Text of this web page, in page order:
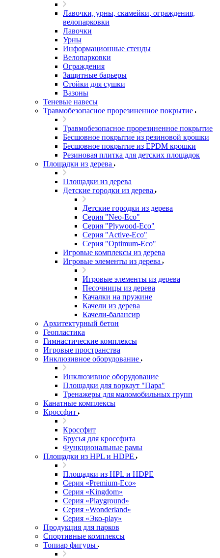
Лавочки, урны, скамейки, ограждения,
велопарковки
Лавочки
Урны
Информационные стенды
Велопарковки
Ограждения
Защитные барьеры
Стойки для сушки
Вазоны
Теневые навесы
Травмобезопасное прорезиненное покрытие
Травмобезопасное прорезиненное покрытие
Бесшовное покрытие из резиновой крошки
Бесшовное покрытие из EPDM крошки
Резиновая плитка для детских площадок
Площадки из дерева
Площадки из дерева
Детские городки из дерева
Детские городки из дерева
Серия "Neo-Eco"
Серия "Plywood-Eco"
Серия "Active-Eco"
Серия "Оptimum-Еco"
Игровые комплексы из дерева
Игровые элементы из дерева
Игровые элементы из дерева
Песочницы из дерева
Качалки на пружине
Качели из дерева
Качели-балансир
Архитектурный бетон
Геопластика
Гимнастические комплексы
Игровые пространства
Инклюзивное оборудование
Инклюзивное оборудование
Площадки для воркаут "Пара"
Тренажеры для маломобильных групп
Канатные комплексы
Кроссфит
Кроссфит
Брусья для кроссфита
Функциональные рамы
Площадки из HPL и HDPE
Площадки из HPL и HDPE
Серия «Premium-Eco»
Серия «Kingdom»
Серия «Playground»
Серия «Wonderland»
Серия «Эко-play»
Продукция для парков
Спортивные комплексы
Топиар фигуры